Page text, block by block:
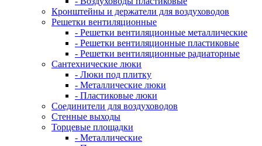
Кронштейны и держатели для воздуховодов
Решетки вентиляционные
- Решетки вентиляционные металлические
- Решетки вентиляционные пластиковые
- Решетки вентиляционные радиаторные
Сантехнические люки
- Люки под плитку
- Металлические люки
- Пластиковые люки
Соединители для воздуховодов
Стенные выходы
Торцевые площадки
- Металлические